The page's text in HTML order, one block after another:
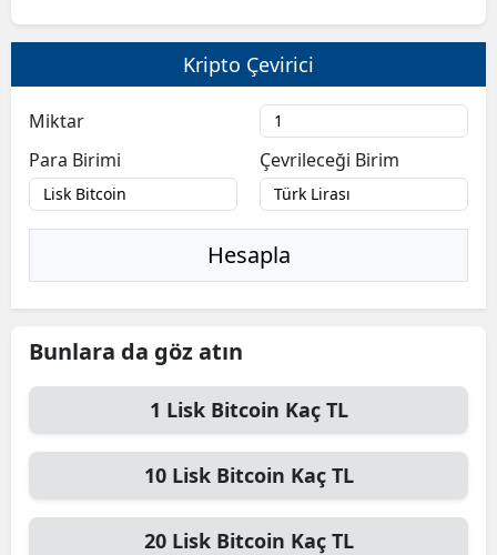
Kripto Çevirici
Miktar
Para Birimi
Çevrileceği Birim
Hesapla
Bunlara da göz atın
1 Lisk Bitcoin Kaç TL
10 Lisk Bitcoin Kaç TL
20 Lisk Bitcoin Kaç TL